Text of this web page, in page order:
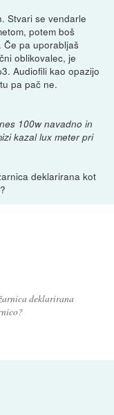
Stvari se vendarle
potem boš
Če pa uporabljaš
oblikovalec, je
Audiofili kao opazijo
pa pač ne.
100w navadno in
kazal lux meter pri
deklarirana kot
deklarirana